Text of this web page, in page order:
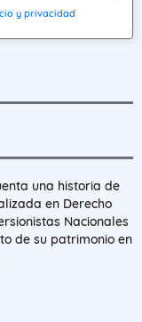
y privacidad
una historia de
en Derecho
Nacionales
de su patrimonio en